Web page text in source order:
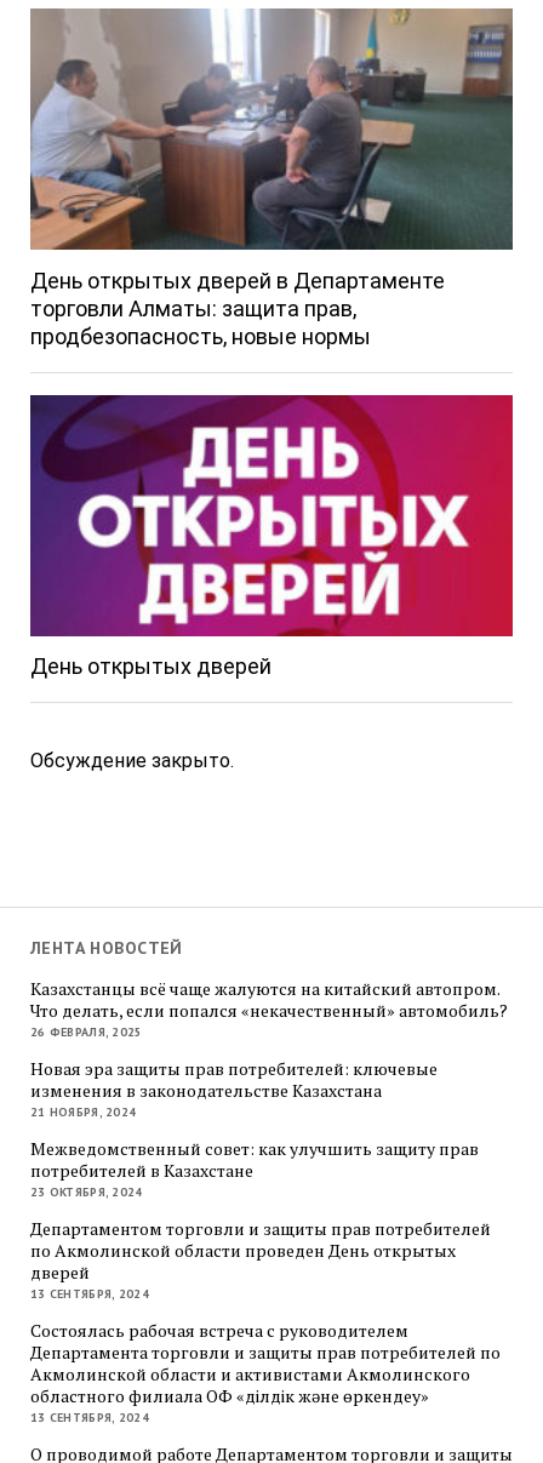
День открытых дверей в Департаменте
торговли Алматы: защита прав,
продбезопасность, новые нормы
День открытых дверей
Обсуждение закрыто.
ЛЕНТА НОВОСТЕЙ
Казахстанцы всё чаще жалуются на китайский автопром.
Что делать, если попался «некачественный» автомобиль?
26 ФЕВРАЛЯ, 2025
Новая эра защиты прав потребителей: ключевые
изменения в законодательстве Казахстана
21 НОЯБРЯ, 2024
Межведомственный совет: как улучшить защиту прав
потребителей в Казахстане
23 ОКТЯБРЯ, 2024
Департаментом торговли и защиты прав потребителей
по Акмолинской области проведен День открытых
дверей
13 СЕНТЯБРЯ, 2024
Состоялась рабочая встреча с руководителем
Департамента торговли и защиты прав потребителей по
Акмолинской области и активистами Акмолинского
областного филиала ОФ «Әділдік және өркендеу»
13 СЕНТЯБРЯ, 2024
О проводимой работе Департаментом торговли и защиты